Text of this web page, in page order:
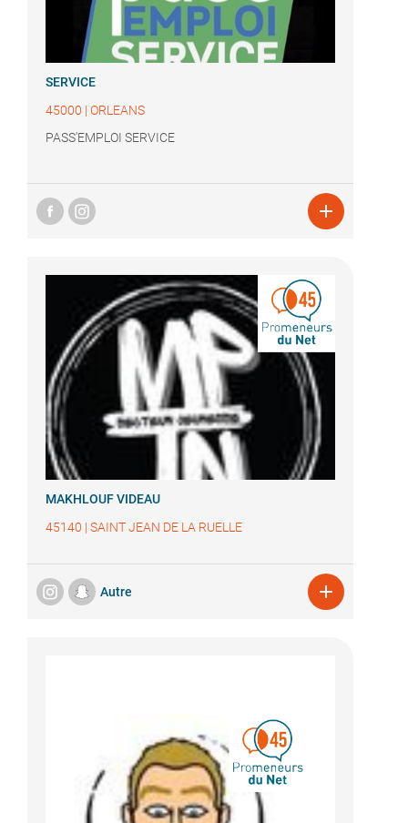
SERVICE
45000 | ORLEANS
PASS'EMPLOI SERVICE

MAKHLOUF VIDEAU
45140 | SAINT JEAN DE LA RUELLE
Autre 